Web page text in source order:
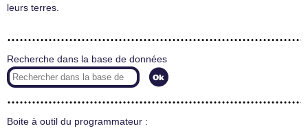
leurs terres.
Recherche dans la base de données
Boite à outil du programmateur :